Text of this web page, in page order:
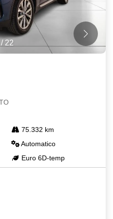
/ 22
75.332 km
Automatico
Euro 6D-temp